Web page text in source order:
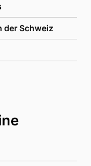
der Schweiz